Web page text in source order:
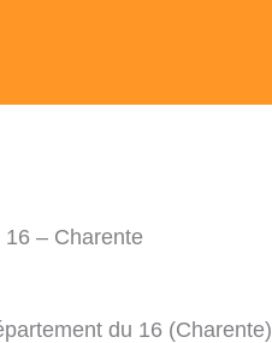
– Charente
du 16 (Charente)